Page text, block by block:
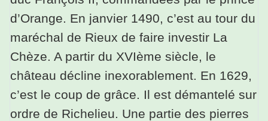
d’Orange. En janvier 1490, c’est au tour du
maréchal de Rieux de faire investir La
Chèze. A partir du XVIème siècle, le
château décline inexorablement. En 1629,
c’est le coup de grâce. Il est démantelé sur
ordre de Richelieu. Une partie des pierres